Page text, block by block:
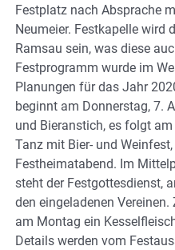
Festplatz nach Absprache
Neumeier. Festkapelle wird
Ramsau sein, was diese
Festprogramm wurde im
Planungen für das Jahr
beginnt am Donnerstag, 7.
und Bieranstich, es folgt
Tanz mit Bier- und
Festheimatabend. Im
steht der Festgottesdienst,
den eingeladenen
am Montag ein
Details werden vom